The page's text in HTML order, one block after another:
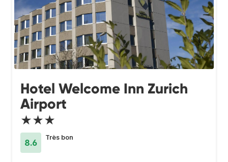
Hotel Welcome Inn Zurich
Airport
★★★
8.6
Très bon